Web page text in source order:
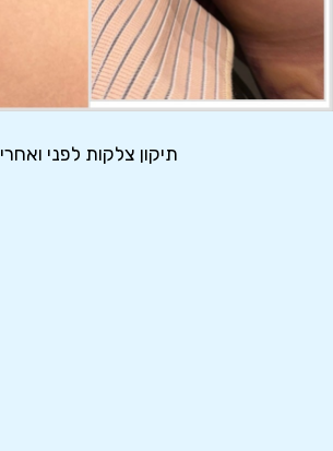
תיקון צלקות לפני ואחרי